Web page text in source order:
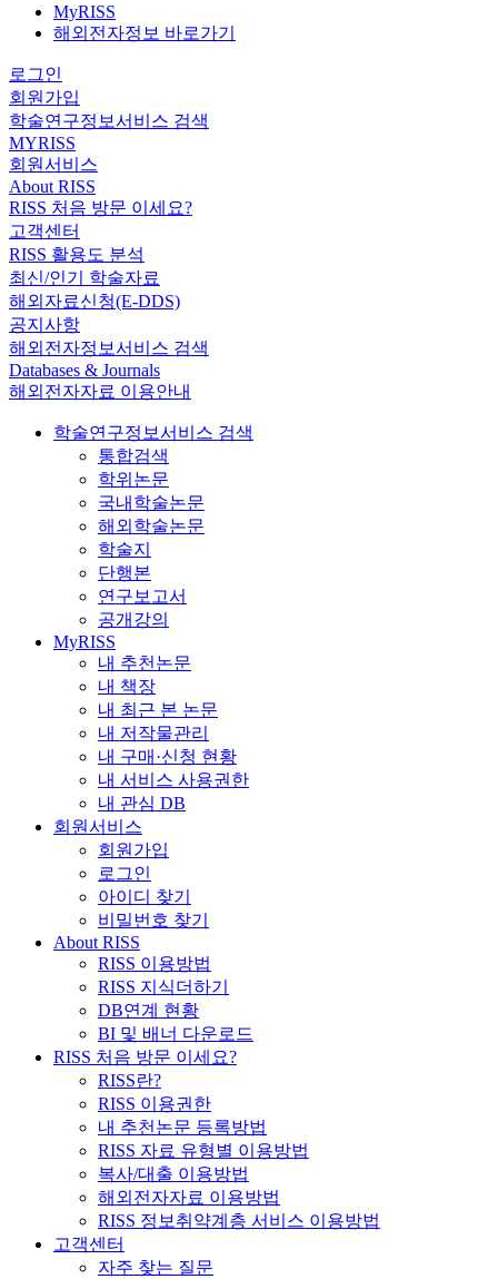
MyRISS
해외전자정보 바로가기
로그인
회원가입
학술연구정보서비스 검색
MYRISS
회원서비스
About RISS
RISS 처음 방문 이세요?
고객센터
RISS 활용도 분석
최신/인기 학술자료
해외자료신청(E-DDS)
공지사항
해외전자정보서비스 검색
Databases & Journals
해외전자자료 이용안내
학술연구정보서비스 검색
통합검색
학위논문
국내학술논문
해외학술논문
학술지
단행본
연구보고서
공개강의
MyRISS
내 추천논문
내 책장
내 최근 본 논문
내 저작물관리
내 구매·신청 현황
내 서비스 사용권한
내 관심 DB
회원서비스
회원가입
로그인
아이디 찾기
비밀번호 찾기
About RISS
RISS 이용방법
RISS 지식더하기
DB연계 현황
BI 및 배너 다운로드
RISS 처음 방문 이세요?
RISS란?
RISS 이용권한
내 추천논문 등록방법
RISS 자료 유형별 이용방법
복사/대출 이용방법
해외전자자료 이용방법
RISS 정보취약계층 서비스 이용방법
고객센터
자주 찾는 질문